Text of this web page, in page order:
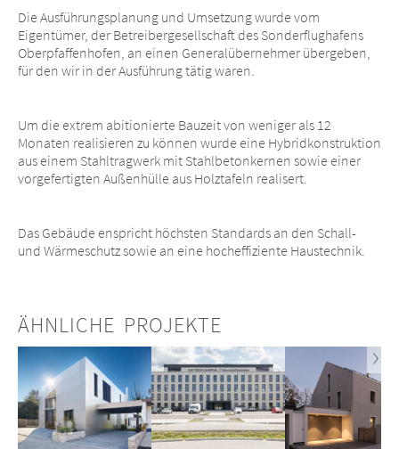
Die Ausführungsplanung und Umsetzung wurde vom
Eigentümer, der Betreibergesellschaft des Sonderflughafens
Oberpfaffenhofen, an einen Generalübernehmer übergeben,
für den wir in der Ausführung tätig waren.
Um die extrem abitionierte Bauzeit von weniger als 12
Monaten realisieren zu können wurde eine Hybridkonstruktion
aus einem Stahltragwerk mit Stahlbetonkernen sowie einer
vorgefertigten Außenhülle aus Holztafeln realisert.
Das Gebäude enspricht höchsten Standards an den Schall-
und Wärmeschutz sowie an eine hocheffiziente Haustechnik.
ÄHNLICHE PROJEKTE
Next